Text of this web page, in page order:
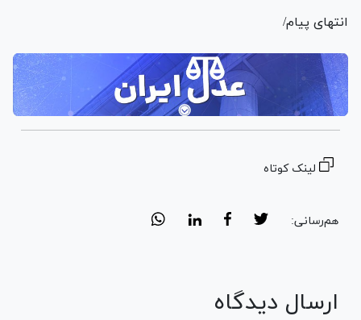
انتهای پیام/
لینک کوتاه
هم‌رسانی:
ارسال دیدگاه